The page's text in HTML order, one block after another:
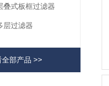
叠式板框过滤器
层过滤器
全部产品 >>